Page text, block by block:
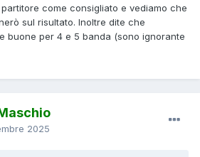
come consigliato e vediamo che
sul risultato. Inoltre dite che
buone per 4 e 5 banda (sono ignorante
2025